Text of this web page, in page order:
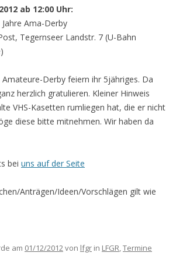
ab 12:00 Uhr:
Ama-Derby
Tegernseer Landstr. 7 (U-Bahn
Derby feiern ihr 5jähriges. Da
herzlich gratulieren. Kleiner Hinweis
VHS-Kasetten rumliegen hat, die er nicht
diese bitte mitnehmen. Wir haben da
bei uns auf der Seite
Anträgen/Ideen/Vorschlägen gilt wie
am 01/12/2012von lfgr in LFGR,Termine